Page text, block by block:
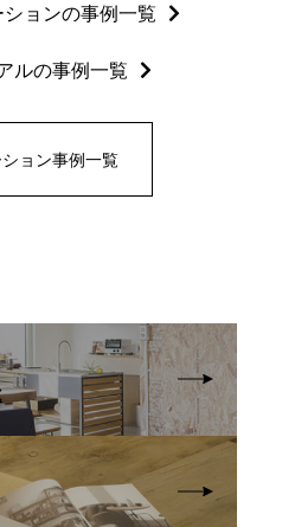
ョンの事例一覧
ルの事例一覧
ション事例一覧